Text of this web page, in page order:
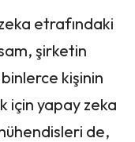
etrafındaki
şirketin
kişinin
için yapay zeka
de,